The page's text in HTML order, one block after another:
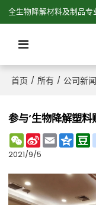
全生物降解材料及制品专
首页 / 所有 / 公司新闻
参与‘生物降解塑
WeChat
Sina
Weibo
EmailQzone
2021/9/5